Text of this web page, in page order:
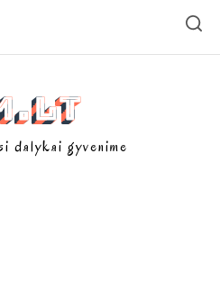
dalykai gyvenime